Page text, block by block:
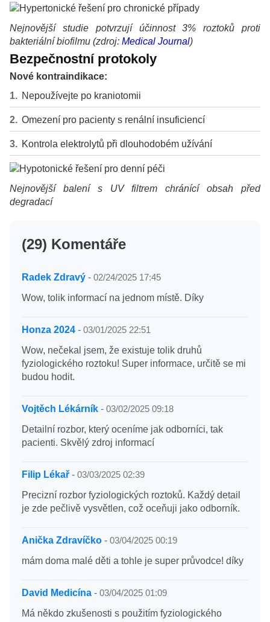
Nejnovější studie potvrzují účinnost 3% roztoků proti
bakteriální biofilmu (zdroj: Medical Journal)
Bezpečnostní protokoly
Nové kontraindikace:
Nepoužívejte po kraniotomii
Omezení pro pacienty s renální insuficiencí
Kontrola elektrolytů při dlouhodobém užívání
Nejnovější balení s UV filtrem chránící obsah před
degradací
(29) Komentáře
Radek Zdravý - 02/24/2025 17:45
Wow, tolik informací na jednom místě. Díky
Honza 2024 - 03/01/2025 22:51
Wow, nečekal jsem, že existuje tolik druhů
fyziologického roztoku! Super informace, určitě se mi
budou hodit.
Vojtěch Lékárník - 03/02/2025 09:18
Detailní rozbor, který oceníme jak odborníci, tak
pacienti. Skvělý zdroj informací
Filip Lékař - 03/03/2025 02:39
Precizní rozbor fyziologických roztoků. Každý detail
je zde pečlivě vysvětlen, což oceňuji jako odborník.
Anička Zdravíčko - 03/04/2025 00:19
mám doma malé děti a tohle je super průvodce! díky
David Medicína - 03/04/2025 01:09
Má někdo zkušenosti s použitím fyziologického